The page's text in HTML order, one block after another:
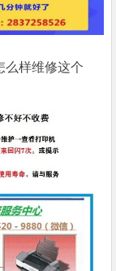
么样维修这个